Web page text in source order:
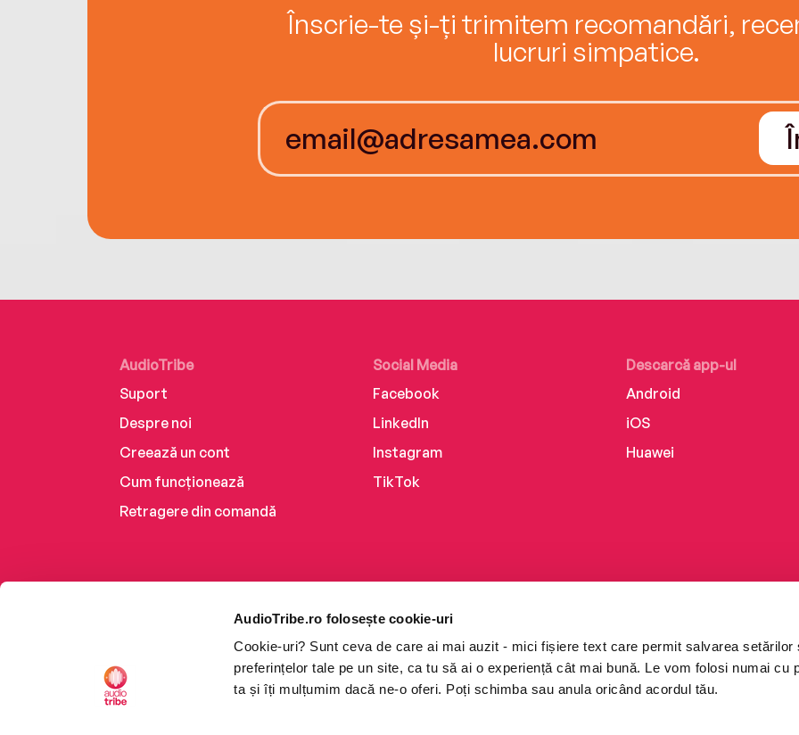
AudioTribe.ro folosește cookie-uri
Cookie-uri? Sunt ceva de care ai mai auzit - mici fișiere text care permit salvarea setărilor
preferințelor tale pe un site, ca tu să ai o experiență cât mai bună. Le vom folosi numai cu
ta și îți mulțumim dacă ne-o oferi. Poți schimba sau anula oricând acordul tău.
Înscrie-te și-ți trimitem recomandări,
lucruri simpatice.
AudioTribe
Suport
Despre noi
Creează un cont
Cum funcționează
Retragere din comandă
Social Media
Facebook
LinkedIn
Instagram
TikTok
Descarcă app-ul
Android
iOS
Huawei